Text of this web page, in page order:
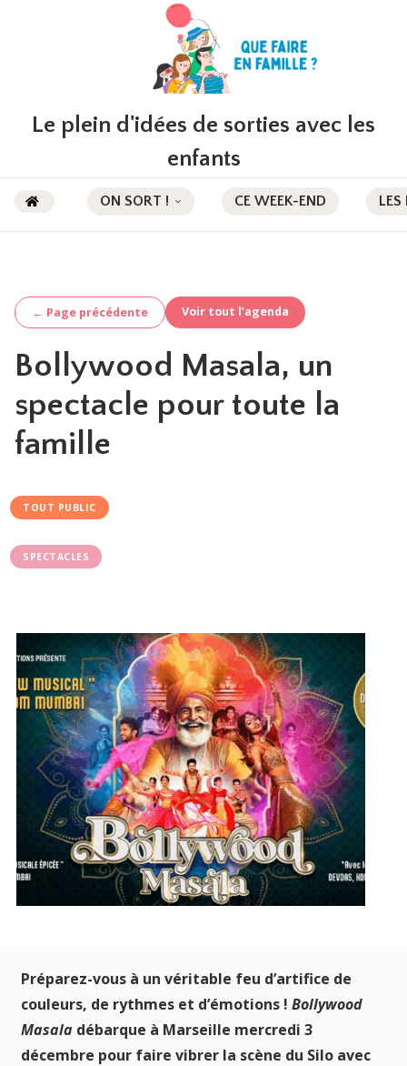
Le plein d'idées de sorties avec les
enfants
ON SORT ! CE WEEK-END LES
← Page précédente Voir tout l’agenda
Bollywood Masala, un
spectacle pour toute la
famille
TOUT PUBLIC
SPECTACLES
Préparez-vous à un véritable feu d’artifice de
couleurs, de rythmes et d’émotions ! Bollywood
Masala débarque à Marseille mercredi 3
décembre pour faire vibrer la scène du Silo avec